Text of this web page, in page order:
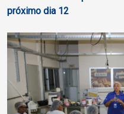
próximo dia 12